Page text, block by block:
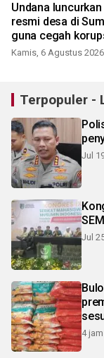
Undana
resmi desa di
guna cegah
Desa
Kamis, 6 Agustus 2026
Terpopuler -
Jul
Jul
4